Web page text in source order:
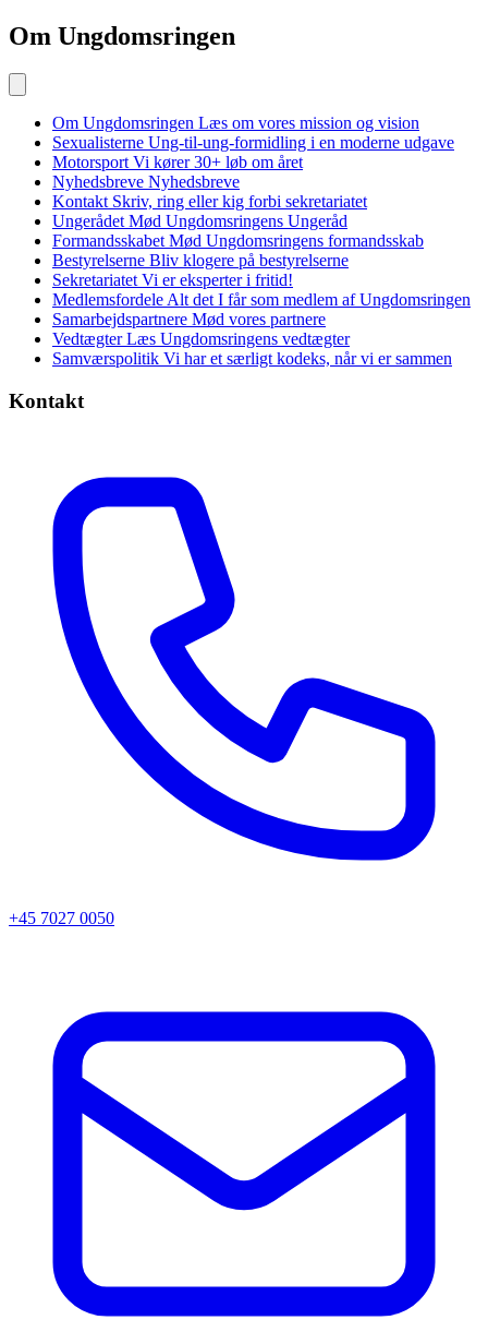
Om Ungdomsringen
Om Ungdomsringen Læs om vores mission og vision
Sexualisterne Ung-til-ung-formidling i en moderne udgave
Motorsport Vi kører 30+ løb om året
Nyhedsbreve Nyhedsbreve
Kontakt Skriv, ring eller kig forbi sekretariatet
Ungerådet Mød Ungdomsringens Ungeråd
Formandsskabet Mød Ungdomsringens formandsskab
Bestyrelserne Bliv klogere på bestyrelserne
Sekretariatet Vi er eksperter i fritid!
Medlemsfordele Alt det I får som medlem af Ungdomsringen
Samarbejdspartnere Mød vores partnere
VedtægterLæs Ungdomsringens vedtægter
Samværspolitik Vi har et særligt kodeks, når vi er sammen
Kontakt
+45 7027 0050